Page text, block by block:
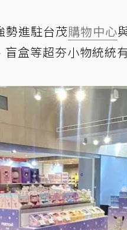
勢進駐台茂購物中心
盒等超夯小物統統